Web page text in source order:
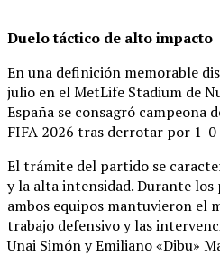
Duelo táctico de alto impacto
En una definición memorable
julio en el MetLife Stadium de
España se consagró campeona
FIFA 2026 tras derrotar por 1-
El trámite del partido se
y la alta intensidad. Durante
ambos equipos mantuvieron el
trabajo defensivo y las
Unai Simón y Emiliano «Dibu»